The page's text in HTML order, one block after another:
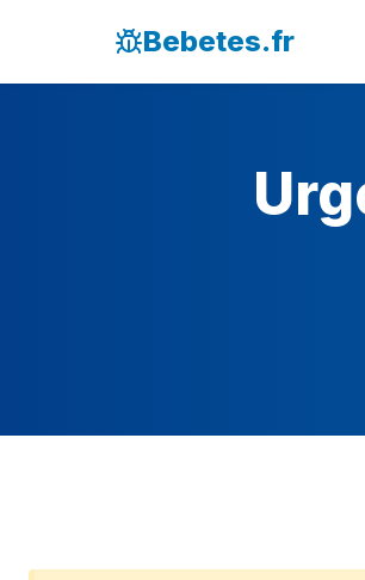
Bebetes.fr